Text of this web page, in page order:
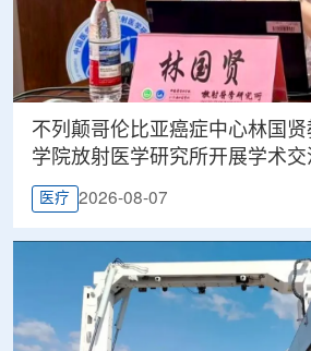
不列颠哥伦比亚癌症中心林国
学院放射医学研究所开展学术交
医疗 2026-08-07